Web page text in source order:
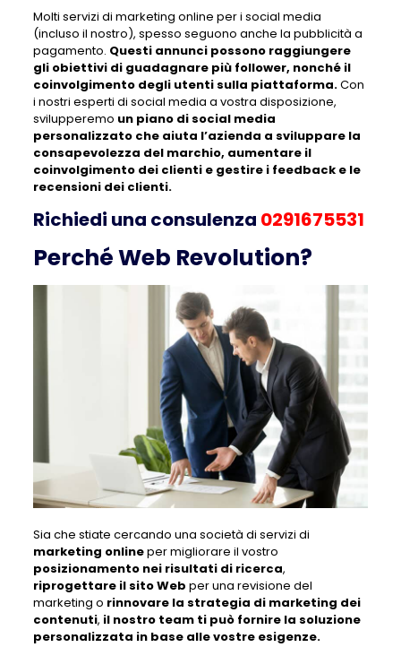
Molti servizi di marketing online per i social media
(incluso il nostro), spesso seguono anche la pubblicità a
pagamento. Questi annunci possono raggiungere
gli obiettivi di guadagnare più follower, nonché il
coinvolgimento degli utenti sulla piattaforma.Con
i nostri esperti di social media a vostra disposizione,
svilupperemo un piano di social media
personalizzato che aiuta l’azienda a sviluppare la
consapevolezza del marchio, aumentare il
coinvolgimento dei clienti e gestire i feedback e le
recensioni dei clienti.
Richiedi una consulenza 0291675531
PerchéWeb Revolution?
Sia che stiate cercando una società di servizi di
marketing onlineper migliorare il vostro
posizionamento nei risultati di ricerca,
riprogettare il sito Web per una revisione del
marketing o rinnovare la strategia di marketing dei
contenuti, il nostro team ti può fornire la soluzione
personalizzata in base alle vostre esigenze.